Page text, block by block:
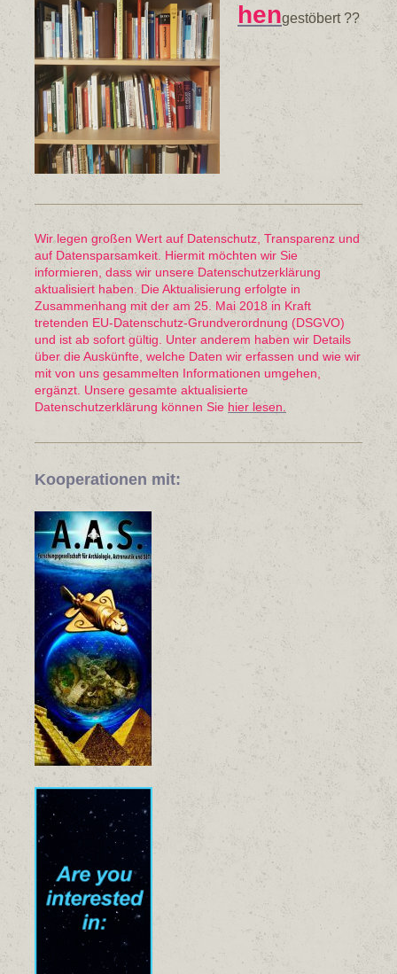
hengestöbert ??
Wir legen großen Wert auf Datenschutz, Transparenz und
auf Datensparsamkeit. Hiermit möchten wir Sie
informieren, dass wir unsere Datenschutzerklärung
aktualisiert haben. Die Aktualisierung erfolgte in
Zusammenhang mit der am 25. Mai 2018 in Kraft
tretenden EU-Datenschutz-Grundverordnung (DSGVO)
und ist ab sofort gültig. Unter anderem haben wir Details
über die Auskünfte, welche Daten wir erfassen und wie wir
mit von uns gesammelten Informationen umgehen,
ergänzt. Unsere gesamte aktualisierte
Datenschutzerklärung können Sie hier lesen.
Kooperationen mit: